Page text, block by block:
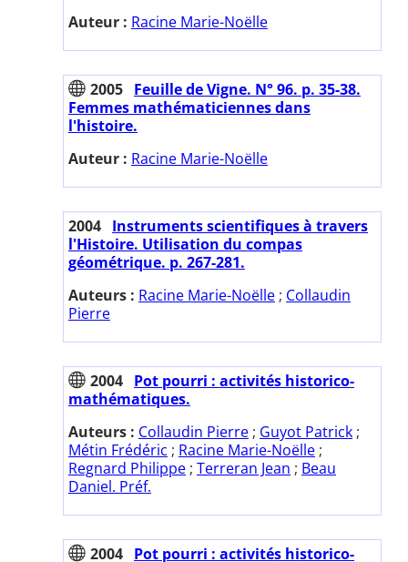
Auteur : Racine Marie-Noëlle
2005 Feuille de Vigne. N° 96. p. 35-38.
Femmes mathématiciennes dans
l'histoire.
Auteur : Racine Marie-Noëlle
2004 Instruments scientifiques à travers
l'Histoire. Utilisation du compas
géométrique. p. 267-281.
Auteurs : Racine Marie-Noëlle ; Collaudin
Pierre
2004 Pot pourri : activités historico-
mathématiques.
Auteurs : Collaudin Pierre ; Guyot Patrick ;
Métin Frédéric ; Racine Marie-Noëlle ;
Regnard Philippe ; Terreran Jean ; Beau
Daniel. Préf.
2004 Pot pourri : activités historico-